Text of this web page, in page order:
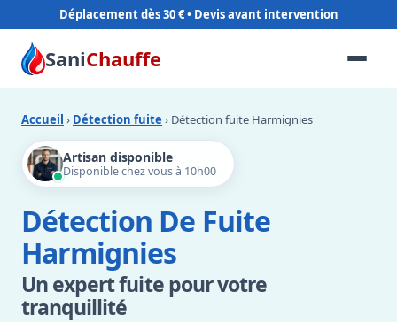
Déplacement dès 30 €
SaniChauffe
Accueil › Détection fuite › Détection fuite Harmignies
Artisan disponible
Disponible chez vous à 10h00
Détection De Fuite
Harmignies
Un expert fuite pour votre
tranquillité